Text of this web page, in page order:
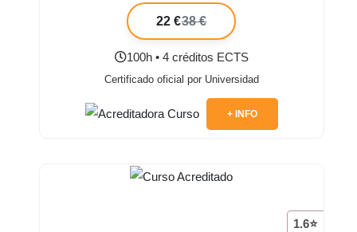
22 €38 €
100h • 4 créditos ECTS
Certificado oficial por Universidad
+ INFO
1.6⭐